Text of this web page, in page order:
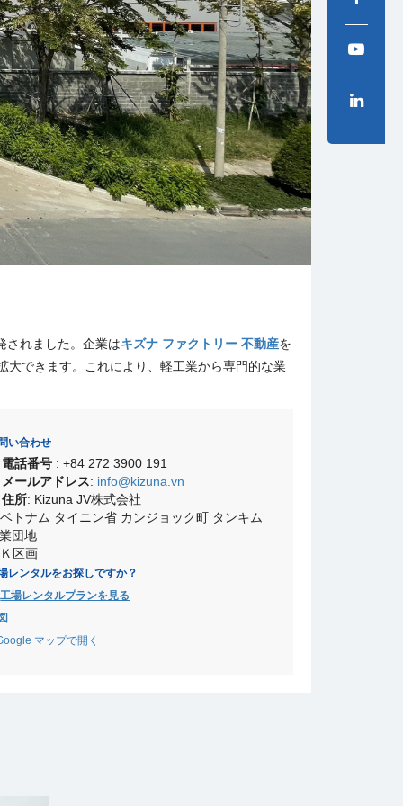
されました。企業はキズナ ファクトリー 不動産を
大できます。これにより、軽工業から専門的な業
い合わせ
電話番号 : +84 272 3900 191
メールアドレス: info@kizuna.vn
住所: Kizuna JV株式会社
ベトナム タイニン省 カンジョック町 タンキム
団地
Ｋ区画
レンタルをお探しですか？
工場レンタルプランを見る
マップで開く